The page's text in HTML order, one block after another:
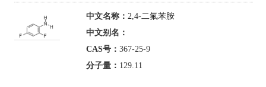
中文名称： 2,4-二氟苯胺
中文别名：
CAS号： 367-25-9
分子量： 129.11